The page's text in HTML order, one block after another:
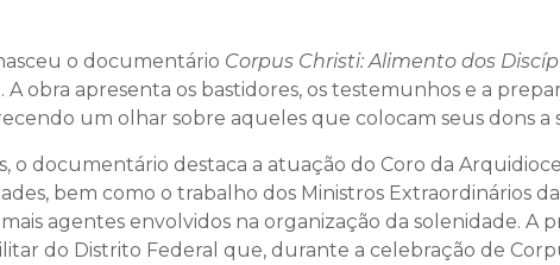
o documentário Corpus Christi: Alimento dos
A obra apresenta os bastidores, os testemunhos e a
um olhar sobre aqueles que colocam seus dons a
o documentário destaca a atuação do Coro da
bem como o trabalho dos Ministros Extraordinários
agentes envolvidos na organização da solenidade. A
do Distrito Federal que, durante a celebração de